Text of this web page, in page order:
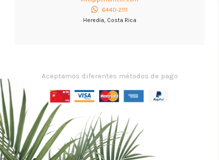
6440-2111
Heredia, Costa Rica
Aceptamos diferentes métodos de pago